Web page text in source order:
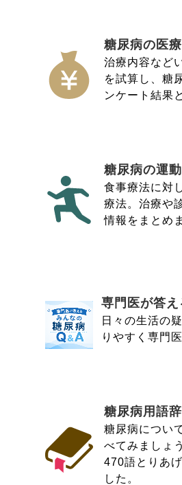
糖尿病の医
治療内容など
を試算し、糖
ンケート結果
糖尿病の運
食事療法に対
療法。治療や
情報をまとめ
専門医が答
日々の生活の
りやすく専門
糖尿病用語
糖尿病につい
べてみましょ
470語とりあ
した。